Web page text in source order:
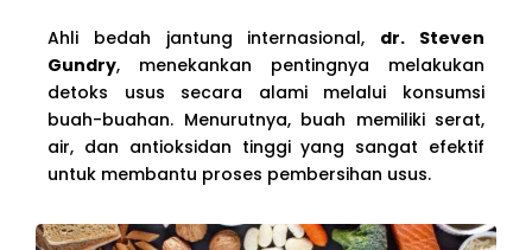
Ahli bedah jantung internasional, dr. Steven
Gundry, menekankan pentingnya melakukan
detoks usus secara alami melalui konsumsi
buah-buahan. Menurutnya, buah memiliki serat,
air, dan antioksidan tinggi yang sangat efektif
untuk membantu proses pembersihan usus.